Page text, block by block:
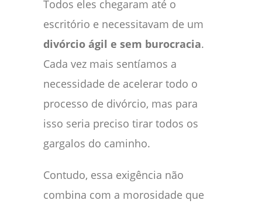
Todos eles chegaram até o
escritório e necessitavam de um
divórcio ágil e sem burocracia.
Cada vez mais sentíamos a
necessidade de acelerar todo o
processo de divórcio, mas para
isso seria preciso tirar todos os
gargalos do caminho.
Contudo, essa exigência não
combina com a morosidade que